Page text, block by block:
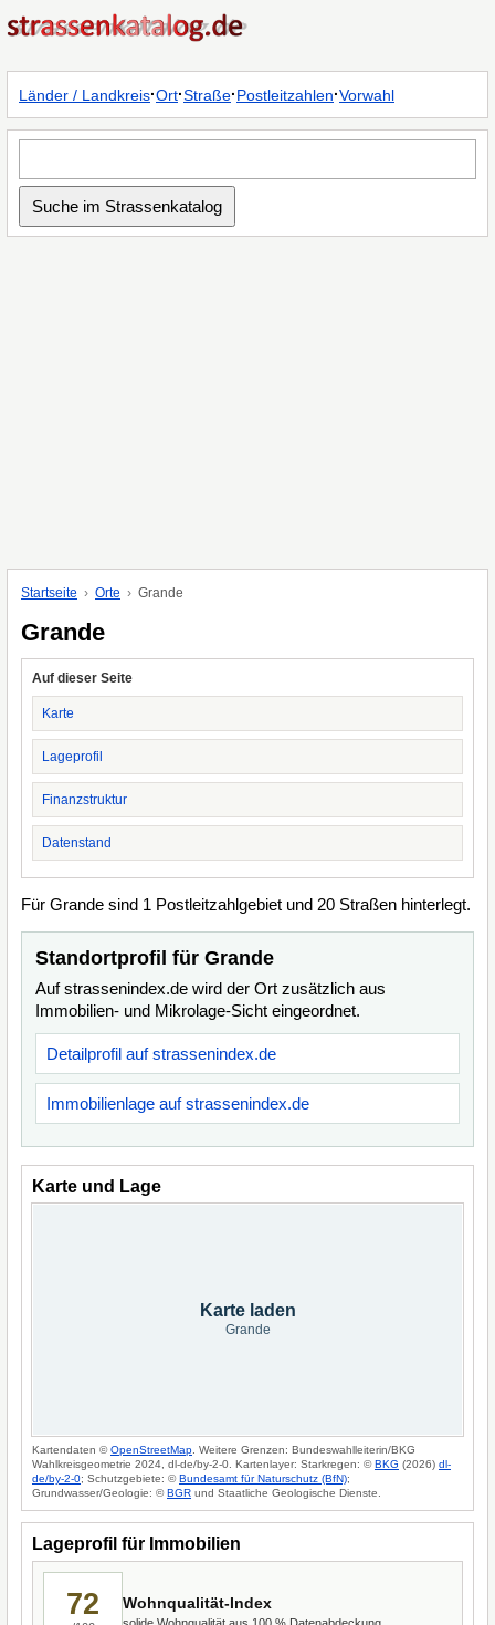
Länder / Landkreis·Ort·Straße·Postleitzahlen·Vorwahl
Startseite Orte Grande
Grande
Auf dieser Seite
Karte
Lageprofil
Finanzstruktur
Datenstand
Für Grande sind 1 Postleitzahlgebiet und 20 Straßen hinterlegt.
Standortprofil für Grande
Auf strassenindex.de wird der Ort zusätzlich aus
Immobilien- und Mikrolage-Sicht eingeordnet.
Detailprofil auf strassenindex.de
Immobilienlage auf strassenindex.de
Karte und Lage
Karte laden
Grande
Kartendaten ©OpenStreetMap . Weitere Grenzen: Bundeswahlleiterin/BKG
Wahlkreisgeometrie 2024, dl-de/by-2-0. Kartenlayer: Starkregen: ©BKG (2026) dl-
de/by-2-0; Schutzgebiete: ©Bundesamt für Naturschutz (BfN);
Grundwasser/Geologie: ©BGR und Staatliche Geologische Dienste.
Lageprofil für Immobilien
72 Wohnqualität-Index
solide Wohnqualität aus 100 % Datenabdeckung.